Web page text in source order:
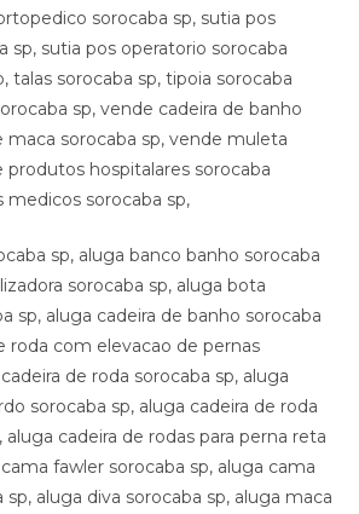
sorocaba sp, sutia pos
sp, sutia pos operatorio sorocaba
talas sorocaba sp, tipoia sorocaba
sp, vende cadeira de banho
maca sorocaba sp, vende muleta
produtos hospitalares sorocaba
medicos sorocaba sp,
sp, aluga banco banho sorocaba
sorocaba sp, aluga bota
sp, aluga cadeira de banho sorocaba
roda com elevacao de pernas
de roda sorocaba sp, aluga
sorocaba sp, aluga cadeira de roda
aluga cadeira de rodas para perna reta
fawler sorocaba sp, aluga cama
sp, aluga diva sorocaba sp, aluga maca